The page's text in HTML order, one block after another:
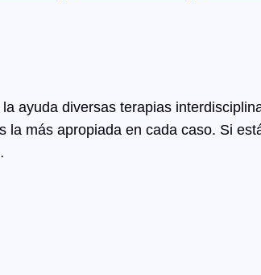
ayuda diversas terapias
más apropiada en cada caso. Si